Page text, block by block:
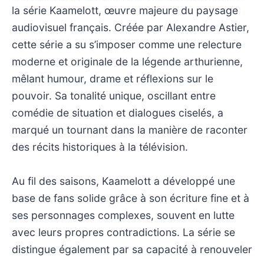
la série Kaamelott, œuvre majeure du paysage
audiovisuel français. Créée par Alexandre Astier,
cette série a su s’imposer comme une relecture
moderne et originale de la légende arthurienne,
mêlant humour, drame et réflexions sur le
pouvoir. Sa tonalité unique, oscillant entre
comédie de situation et dialogues ciselés, a
marqué un tournant dans la manière de raconter
des récits historiques à la télévision.
Au fil des saisons, Kaamelott a développé une
base de fans solide grâce à son écriture fine et à
ses personnages complexes, souvent en lutte
avec leurs propres contradictions. La série se
distingue également par sa capacité à renouveler